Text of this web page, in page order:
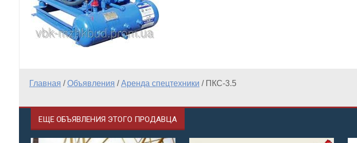
Главная /Объявления /Аренда спецтехники / ПКС-3.5
ЕЩЕ ОБЪЯВЛЕНИЯ ЭТОГО ПРОДАВЦА